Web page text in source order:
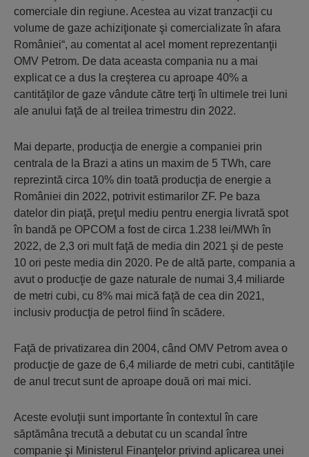
comerciale din regiune. Acestea au vizat tranzacţii cu
volume de gaze achiziţio­nate şi comercializate în afara
României“, au comentat al acel moment reprezentanţii
OMV Petrom. De data aceasta compania nu a mai
explicat ce a dus la creşterea cu aproape 40% a
cantităţilor de gaze vândute către terţi în ultimele trei luni
ale anului faţă de al treilea trimestru din 2022.
Mai departe, producţia de energie a companiei prin
centrala de la Brazi a atins un maxim de 5 TWh, care
reprezintă circa 10% din toată producţia de energie a
României din 2022, potrivit estimarilor ZF. Pe baza
datelor din piaţă, preţul mediu pentru energia livrată spot
în bandă pe OPCOM a fost de circa 1.238 lei/MWh în
2022, de 2,3 ori mult faţă de media din 2021 şi de peste
10 ori peste media din 2020. Pe de altă parte, compania a
avut o producţie de gaze naturale de numai 3,4 miliarde
de metri cubi, cu 8% mai mică faţă de cea din 2021,
inclusiv producţia de petrol fiind în scădere.
Faţă de privatizarea din 2004, când OMV Petrom avea o
producţie de gaze de 6,4 miliarde de metri cubi, cantităţile
de anul trecut sunt de aproape două ori mai mici.
Aceste evoluţii sunt importante în contextul în care
săptămâna trecută a debutat cu un scandal între
companie şi Ministerul Finanţelor privind aplicarea unei